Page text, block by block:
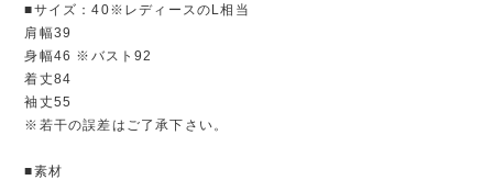
■サイズ：40※レディースのL相当
肩幅39
身幅46 ※バスト92
着丈84
袖丈55
※若干の誤差はご了承下さい。
■素材